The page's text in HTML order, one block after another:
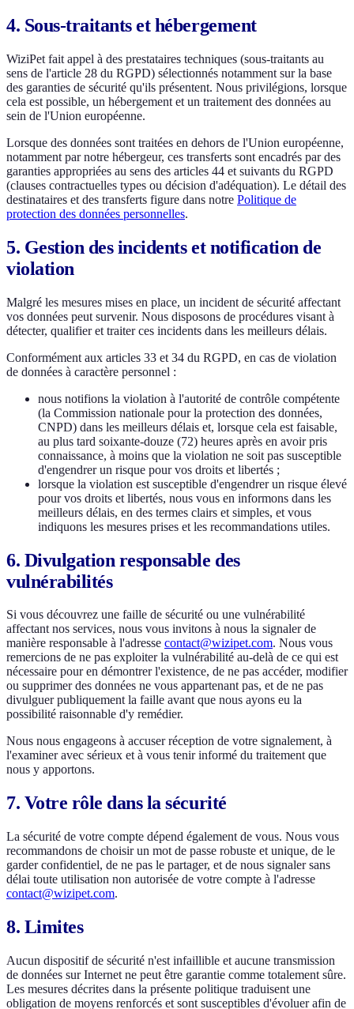
4. Sous-traitants et hébergement
WiziPet fait appel à des prestataires techniques (sous-traitants au
sens de l'article 28 du RGPD) sélectionnés notamment sur la base
des garanties de sécurité qu'ils présentent. Nous privilégions, lorsque
cela est possible, un hébergement et un traitement des données au
sein de l'Union européenne.
Lorsque des données sont traitées en dehors de l'Union européenne,
notamment par notre hébergeur, ces transferts sont encadrés par des
garanties appropriées au sens des articles 44 et suivants du RGPD
(clauses contractuelles types ou décision d'adéquation). Le détail des
destinataires et des transferts figure dans notre Politique de
protection des données personnelles.
5. Gestion des incidents et notification de
violation
Malgré les mesures mises en place, un incident de sécurité affectant
vos données peut survenir. Nous disposons de procédures visant à
détecter, qualifier et traiter ces incidents dans les meilleurs délais.
Conformément aux articles 33 et 34 du RGPD, en cas de violation
de données à caractère personnel :
nous notifions la violation à l'autorité de contrôle compétente
(la Commission nationale pour la protection des données,
CNPD) dans les meilleurs délais et, lorsque cela est faisable,
au plus tard soixante-douze (72) heures après en avoir pris
connaissance, à moins que la violation ne soit pas susceptible
d'engendrer un risque pour vos droits et libertés ;
lorsque la violation est susceptible d'engendrer un risque élevé
pour vos droits et libertés, nous vous en informons dans les
meilleurs délais, en des termes clairs et simples, et vous
indiquons les mesures prises et les recommandations utiles.
6. Divulgation responsable des
vulnérabilités
Si vous découvrez une faille de sécurité ou une vulnérabilité
affectant nos services, nous vous invitons à nous la signaler de
manière responsable à l'adresse contact@wizipet.com. Nous vous
remercions de ne pas exploiter la vulnérabilité au-delà de ce qui est
nécessaire pour en démontrer l'existence, de ne pas accéder, modifier
ou supprimer des données ne vous appartenant pas, et de ne pas
divulguer publiquement la faille avant que nous ayons eu la
possibilité raisonnable d'y remédier.
Nous nous engageons à accuser réception de votre signalement, à
l'examiner avec sérieux et à vous tenir informé du traitement que
nous y apportons.
7. Votre rôle dans la sécurité
La sécurité de votre compte dépend également de vous. Nous vous
recommandons de choisir un mot de passe robuste et unique, de le
garder confidentiel, de ne pas le partager, et de nous signaler sans
délai toute utilisation non autorisée de votre compte à l'adresse
contact@wizipet.com.
8. Limites
Aucun dispositif de sécurité n'est infaillible et aucune transmission
de données sur Internet ne peut être garantie comme totalement sûre.
Les mesures décrites dans la présente politique traduisent une
obligation de moyens renforcés et sont susceptibles d'évoluer afin de